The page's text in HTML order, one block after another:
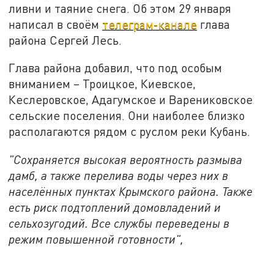
ливни и таяние снега. Об этом 29 января
написал в своём телеграм-канале глава
района Сергей Лесь.
Глава района добавил, что под особым
вниманием – Троицкое, Киевское,
Кеслеровское, Адагумское и Варениковское
сельские поселения. Они наиболее близко
располагаются рядом с руслом реки Кубань.
"Сохраняется высокая вероятность размыва
дамб, а также перелива воды через них в
населённых пунктах Крымского района. Также
есть риск подтоплений домовладений и
сельхозугодий. Все службы переведены в
режим повышенной готовности",